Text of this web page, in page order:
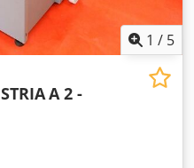
1 / 5
A 2 -